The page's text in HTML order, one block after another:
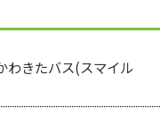
わきたバス(スマイル